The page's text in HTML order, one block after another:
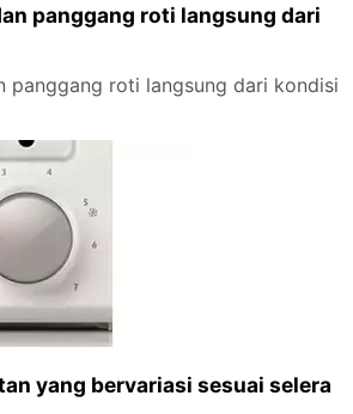
panggang roti langsung dari
panggang roti langsung dari kondisi
yang bervariasi sesuai selera